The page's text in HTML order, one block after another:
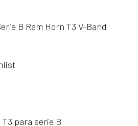
B Ram Horn T3 V-Band
para serie B